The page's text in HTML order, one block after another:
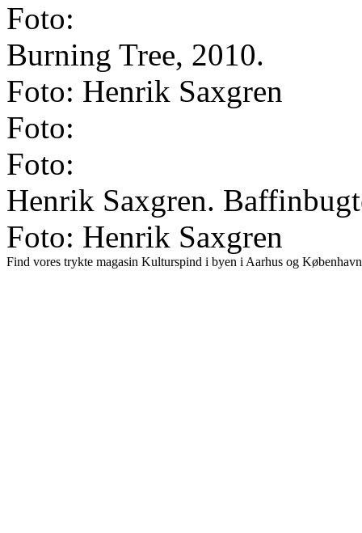
Foto:
Burning Tree, 2010.
Foto: Henrik Saxgren
Foto:
Foto:
Henrik Saxgren.
Foto: Henrik Saxgren
Find vores trykte magasin Kulturspind i byen i Aarhus og København